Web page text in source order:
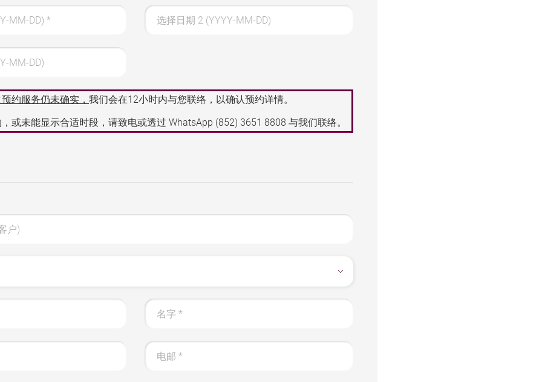
MM-DD) * 选择日期 2 (YYYY-MM-DD)
MM-DD)
预约服务仍未确实， 我们会在12小时内与您联络，以确认预约详情。
，或未能显示合适时段，请致电或透过 WhatsApp (852) 3651 8808 与我们联络。
户)
名字 *
电邮 *